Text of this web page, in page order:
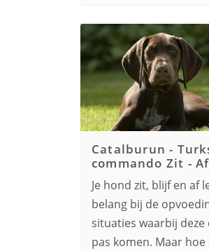
Catalburun -
commando Zit -
Je hond zit, blijf en af
belang bij de
situaties waarbij
pas komen. Maar hoe